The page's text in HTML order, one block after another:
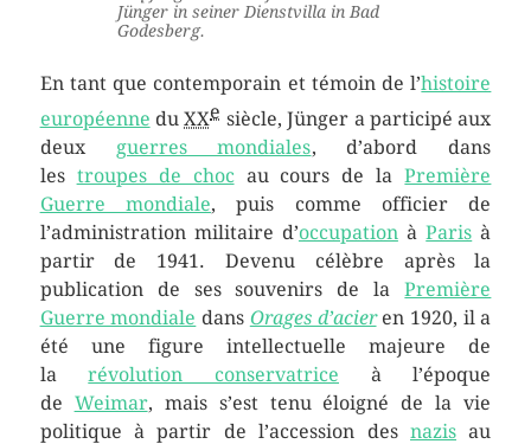
Jünger in seiner Dienstvilla in Bad
Godesberg.
En tant que contemporain et témoin de l’histoire
européenne duXXe siècle, Jünger a participé aux
deux guerres mondiales, d’abord dans
les troupes de chocau cours de laPremière
Guerre mondiale, puis comme officier de
l’administration militaire d’occupationàParis à
partir de 1941. Devenu célèbre après la
publication de ses souvenirs de laPremière
Guerre mondiale dans Orages d’acieren 1920, il a
été une figure intellectuelle majeure de
larévolution conservatrice à l’époque
de Weimar, mais s’est tenu éloigné de la vie
politique à partir de l’accession des nazis au